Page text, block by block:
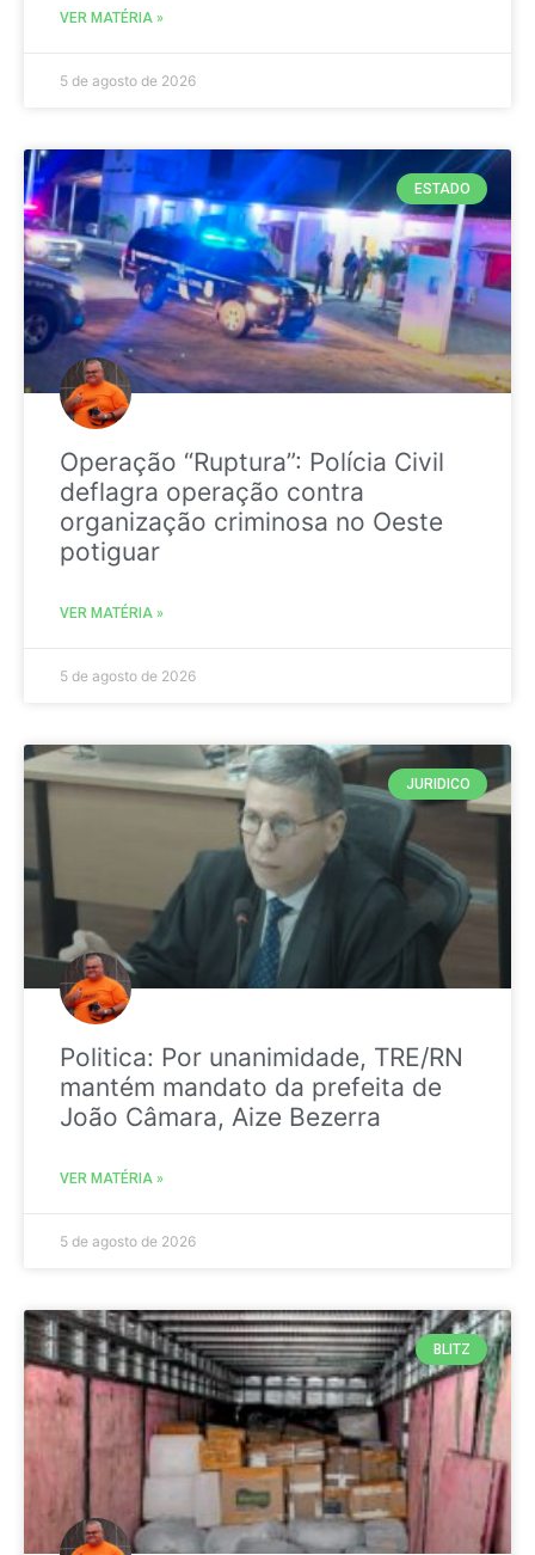
VER MATÉRIA »
5 de agosto de 2026
ESTADO
Operação “Ruptura”: Polícia Civil
deflagra operação contra
organização criminosa no Oeste
potiguar
VER MATÉRIA »
5 de agosto de 2026
JURIDICO
Politica: Por unanimidade, TRE/RN
mantém mandato da prefeita de
João Câmara, Aize Bezerra
VER MATÉRIA »
5 de agosto de 2026
BLITZ